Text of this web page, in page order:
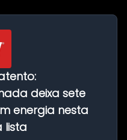
deixa sete
energia nesta
lista